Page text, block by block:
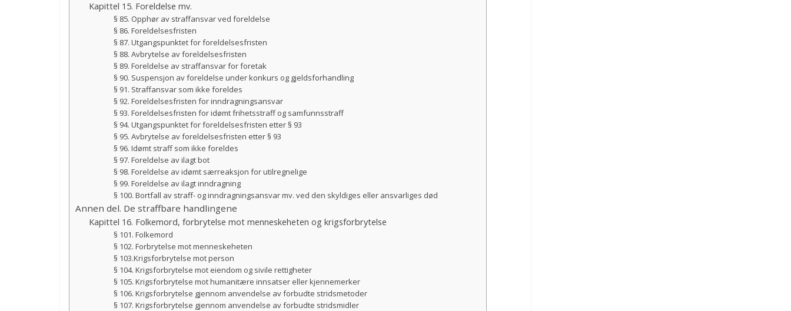
Kapittel 15. Foreldelse mv.
§ 85. Opphør av straffansvar ved foreldelse
§ 86. Foreldelsesfristen
§ 87. Utgangspunktet for foreldelsesfristen
§ 88. Avbrytelse av foreldelsesfristen
§ 89. Foreldelse av straffansvar for foretak
§ 90. Suspensjon av foreldelse under konkurs og gjeldsforhandling
§ 91. Straffansvar som ikke foreldes
§ 92. Foreldelsesfristen for inndragningsansvar
§ 93. Foreldelsesfristen for idømt frihetsstraff og samfunnsstraff
§ 94. Utgangspunktet for foreldelsesfristen etter § 93
§ 95. Avbrytelse av foreldelsesfristen etter § 93
§ 96. Idømt straff som ikke foreldes
§ 97. Foreldelse av ilagt bot
§ 98. Foreldelse av idømt særreaksjon for utilregnelige
§ 99. Foreldelse av ilagt inndragning
§ 100. Bortfall av straff- og inndragningsansvar mv. ved den skyldiges eller ansvarliges død
Annen del. De straffbare handlingene
Kapittel 16. Folkemord, forbrytelse mot menneskeheten og krigsforbrytelse
§ 101. Folkemord
§ 102. Forbrytelse mot menneskeheten
§ 103.Krigsforbrytelse mot person
§ 104. Krigsforbrytelse mot eiendom og sivile rettigheter
§ 105. Krigsforbrytelse mot humanitære innsatser eller kjennemerker
§ 106. Krigsforbrytelse gjennom anvendelse av forbudte stridsmetoder
§ 107. Krigsforbrytelse gjennom anvendelse av forbudte stridsmidler